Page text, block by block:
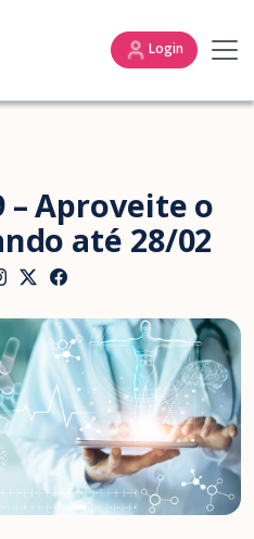
Login
– Aproveite o
até 28/02